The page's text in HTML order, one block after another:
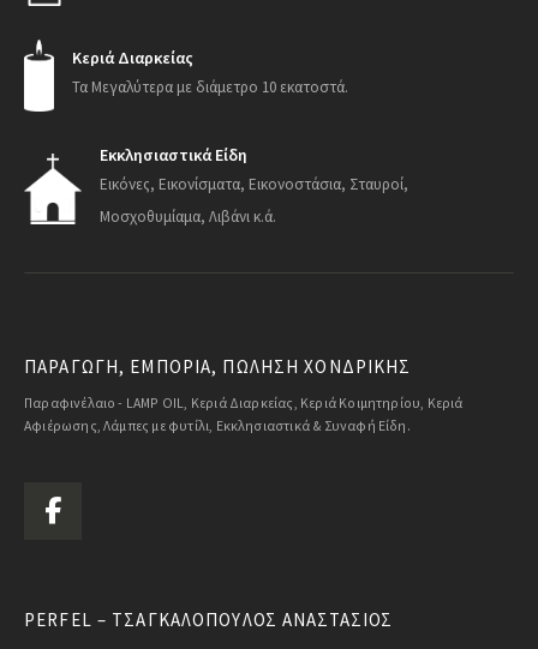
Κεριά Διαρκείας
Τα Μεγαλύτερα με διάμετρο 10 εκατοστά.
Εκκλησιαστικά Είδη
Εικόνες, Εικονίσματα, Εικονοστάσια, Σταυροί,
Μοσχοθυμίαμα, Λιβάνι κ.ά.
ΠΑΡΑΓΩΓΗ, ΕΜΠΟΡΙΑ, ΠΩΛΗΣΗ ΧΟΝΔΡΙΚΗΣ
Παραφινέλαιο - LAMP OIL, Κεριά Διαρκείας, Κεριά Κοιμητηρίου, Κεριά
Αφιέρωσης, Λάμπες με φυτίλι, Εκκλησιαστικά & Συναφή Είδη.
PERFEL – ΤΣΑΓΚΑΛΌΠΟΥΛΟΣ ΑΝΑΣΤΆΣΙΟΣ